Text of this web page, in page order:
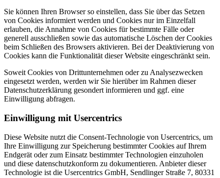
Sie können Ihren Browser so einstellen, dass Sie über das Setzen
von Cookies informiert werden und Cookies nur im Einzelfall
erlauben, die Annahme von Cookies für bestimmte Fälle oder
generell ausschließen sowie das automatische Löschen der Cookies
beim Schließen des Browsers aktivieren. Bei der Deaktivierung von
Cookies kann die Funktionalität dieser Website eingeschränkt sein.
Soweit Cookies von Drittunternehmen oder zu Analysezwecken
eingesetzt werden, werden wir Sie hierüber im Rahmen dieser
Datenschutzerklärung gesondert informieren und ggf. eine
Einwilligung abfragen.
Einwilligung mit Usercentrics
Diese Website nutzt die Consent-Technologie von Usercentrics, um
Ihre Einwilligung zur Speicherung bestimmter Cookies auf Ihrem
Endgerät oder zum Einsatz bestimmter Technologien einzuholen
und diese datenschutzkonform zu dokumentieren. Anbieter dieser
Technologie ist die Usercentrics GmbH, Sendlinger Straße 7, 80331